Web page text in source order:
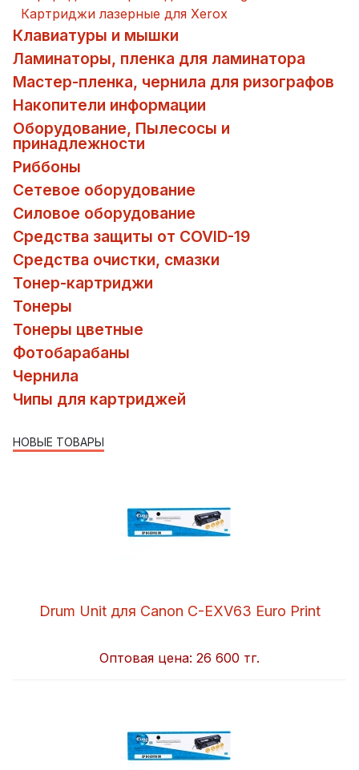
Картриджи лазерные для Xerox
Клавиатуры и мышки
Ламинаторы, пленка для ламинатора
Мастер-пленка, чернила для ризографов
Накопители информации
Оборудование, Пылесосы и
принадлежности
Риббоны
Сетевое оборудование
Силовое оборудование
Средства защиты от COVID-19
Средства очистки, смазки
Тонер-картриджи
Тонеры
Тонеры цветные
Фотобарабаны
Чернила
Чипы для картриджей
НОВЫЕ ТОВАРЫ
Drum Unit для Canon C-EXV63 Euro Print
Оптовая цена: 26 600 тг.